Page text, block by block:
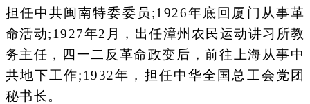
担任中共闽南特委委员;1926年底回厦门从事革
命活动;1927年2月，出任漳州农民运动讲习所教
务主任，四一二反革命政变后，前往上海从事中
共地下工作;1932年，担任中华全国总工会党团
秘书长。